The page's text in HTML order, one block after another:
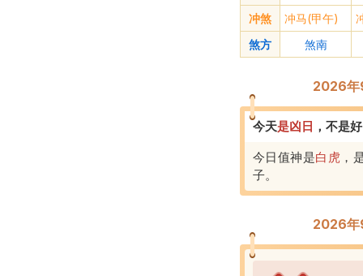
冲煞 冲马(甲午)
煞方
煞南
2026年
今天是凶 日 ， 不是
今日值神是白虎 ，
子。
2026年